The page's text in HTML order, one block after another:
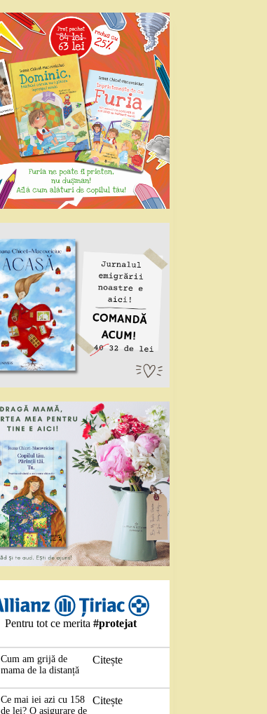
Pentru tot ce merita#protejat
Cum am grijă de
mama de la distanță
Citește
Ce mai iei azi cu 158
de lei? O asigurare de
Citește